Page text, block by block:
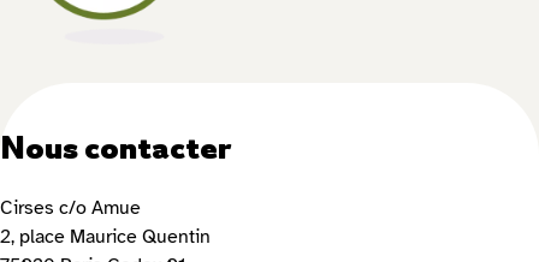
Nous contacter
Cirses c/o Amue
2, place Maurice Quentin